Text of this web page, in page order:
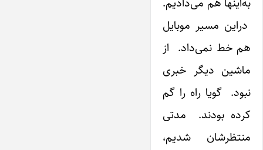
در‌این مسیر موبایل
هم خط نمی‌داد. از
ماشین دیگر خبری
نبود. گویا راه را گم
کرده بودند. مدتی
منتظرشان شدیم،